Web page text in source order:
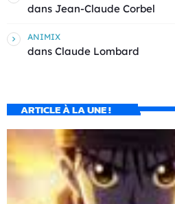
dans Jean-Claude Corbel
ANIMIX
dans Claude Lombard
ARTICLE À LA UNE !